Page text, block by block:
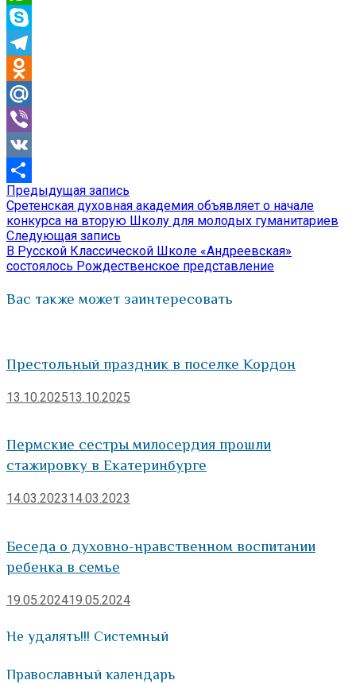
WhatsApp
Skype
Telegram
Odnoklassniki
Mail.Ru
Viber
VK
Отправить
Навигация
по
записям
Предыдущая запись
запись:
Сретенская духовная академия объявляет о начале
конкурса на вторую Школу для молодых гуманитариев
Следующая запись
запись:
В Русской Классической Школе «Андреевская»
состоялось Рождественское представление
Вас также может заинтересовать
Престольный праздник в поселке Кордон
13.10.202513.10.2025
Пермские сестры милосердия прошли
стажировку в Екатеринбурге
14.03.202314.03.2023
Беседа о духовно-нравственном воспитании
ребенка в семье
19.05.202419.05.2024
Не удалять!!! Системный
Православный календарь